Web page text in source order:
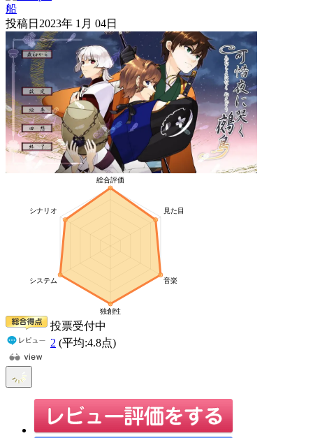
船
投稿日 2023年 1月 04日
投票受付中
2 (平均:4.8点)